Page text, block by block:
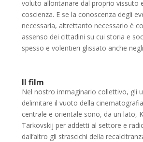
voluto allontanare dal proprio vissuto
coscienza. E se la conoscenza degli
necessaria, altrettanto necessario è
assenso dei cittadini su cui storia e
spesso e volentieri glissato anche
Il film
Nel nostro immaginario collettivo, gli
delimitare il vuoto della cinematografia
centrale e orientale sono, da un lato,
Tarkovskij per addetti al settore e
dall’altro gli strascichi della